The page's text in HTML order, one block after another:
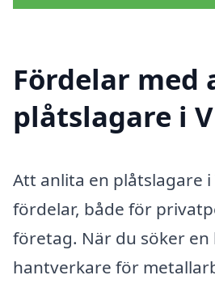
Fördelar med
plåtslagare i
Att anlita en plåtslagare i
fördelar, både för
företag. När du söker en
hantverkare för